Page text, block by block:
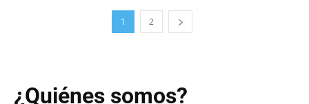
1 2
¿Quiénes somos?